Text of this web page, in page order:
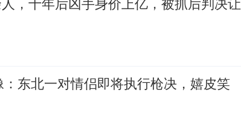
，十年后凶手身价上亿，被抓后判决让
东北一对情侣即将执行枪决，嬉皮笑